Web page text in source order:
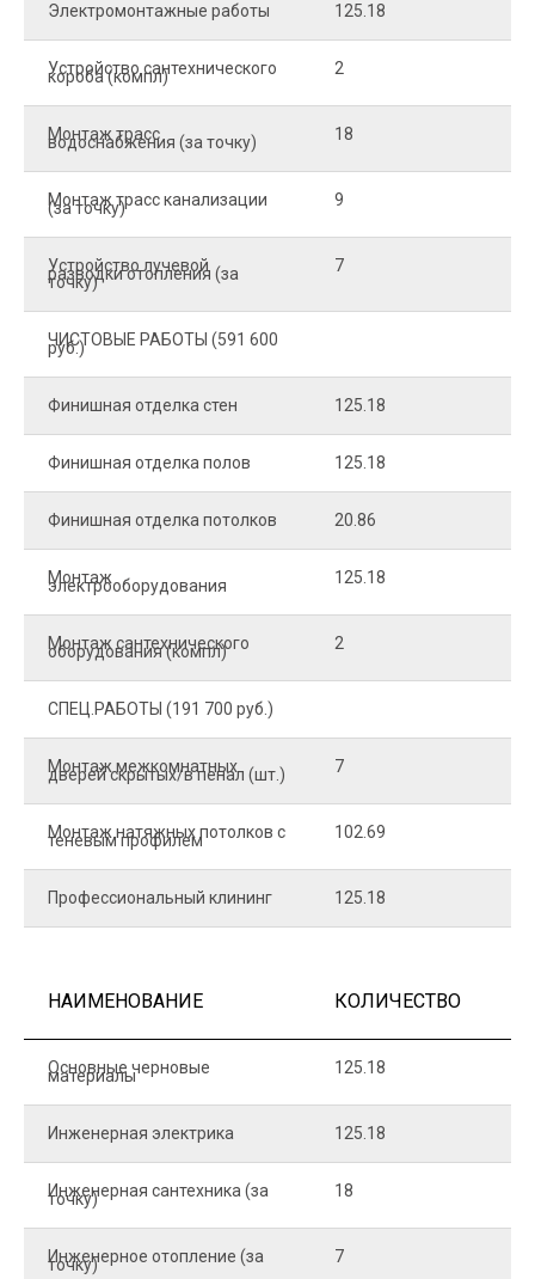
Электромонтажные работы 125.18
Устройство сантехнического
короба (компл) 2
Монтаж трасс
водоснабжения (за точку) 18
Монтаж трасс канализации
(за точку) 9
Устройство лучевой
разводки отопления (за
точку)
7
ЧИСТОВЫЕ РАБОТЫ (591 600
руб.)
Финишная отделка стен 125.18
Финишная отделка полов 125.18
Финишная отделка потолков 20.86
Монтаж
электрооборудования 125.18
Монтаж сантехнического
оборудования (компл) 2
СПЕЦ.РАБОТЫ (191 700 руб.)
Монтаж межкомнатных
дверей скрытых/в пенал (шт.) 7
Монтаж натяжных потолков с
теневым профилем 102.69
Профессиональный клининг 125.18
НАИМЕНОВАНИЕ КОЛИЧЕСТВО
Основные черновые
материалы 125.18
Инженерная электрика 125.18
Инженерная сантехника (за
точку) 18
Инженерное отопление (за
точку) 7